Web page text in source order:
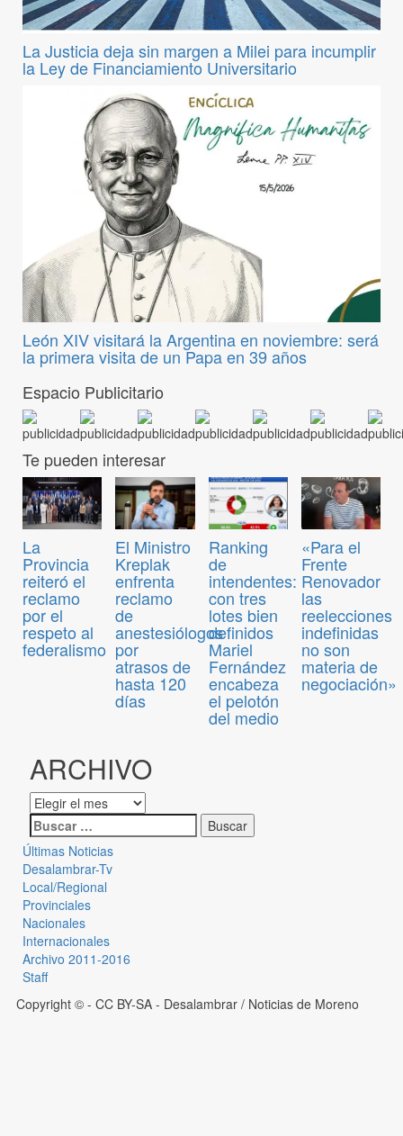
La Justicia deja sin margen a Milei para incumplir
la Ley de Financiamiento Universitario
León XIV visitará la Argentina en noviembre: será
la primera visita de un Papa en 39 años
Espacio Publicitario
Te pueden interesar
La
Provincia
reiteró el
reclamo
por el
respeto al
federalismo
El Ministro
Kreplak
enfrenta
reclamo
de
anestesiólogos
por
atrasos de
hasta 120
días
Ranking
de
intendentes:
con tres
lotes bien
definidos
Mariel
Fernández
encabeza
el pelotón
del medio
«Para el
Frente
Renovador
las
reelecciones
indefinidas
no son
materia de
negociación»
ARCHIVO
Últimas Noticias
Desalambrar-Tv
Local/Regional
Provinciales
Nacionales
Internacionales
Archivo 2011-2016
Staff
Copyright © - CC BY-SA - Desalambrar / Noticias de Moreno